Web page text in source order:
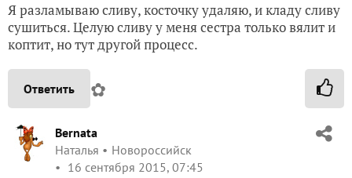
Я разламываю сливу, косточку удаляю, и кладу сливу
сушиться. Целую сливу у меня сестра только вялит и
коптит, но тут другой процесс.
Ответить ✿
Bernata
Наталья
Новороссийск
16 сентября 2015, 07:45